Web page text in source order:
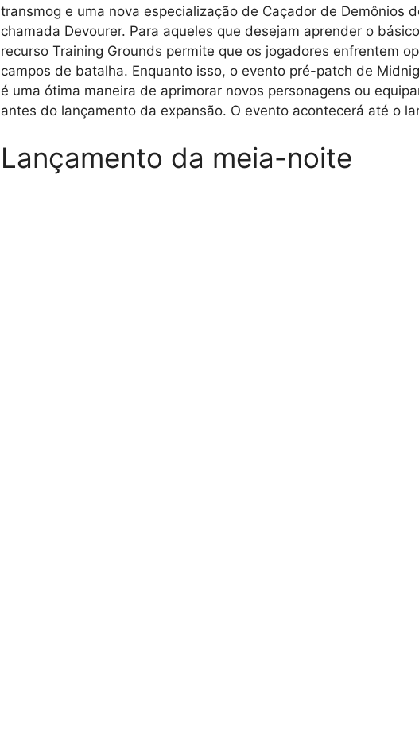
transmog e uma nova especialização de Caçador de Demônios
chamada Devourer. Para aqueles que desejam aprender o
recurso Training Grounds permite que os jogadores enfrentem
campos de batalha. Enquanto isso, o evento pré-patch de
é uma ótima maneira de aprimorar novos personagens ou
antes do lançamento da expansão. O evento acontecerá até o
Lançamento da meia-noite